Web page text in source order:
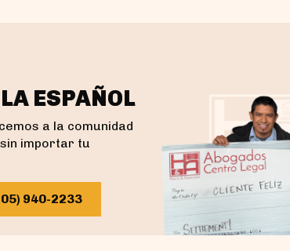
ESPAÑOL
a la comunidad
importar tu
940-2233